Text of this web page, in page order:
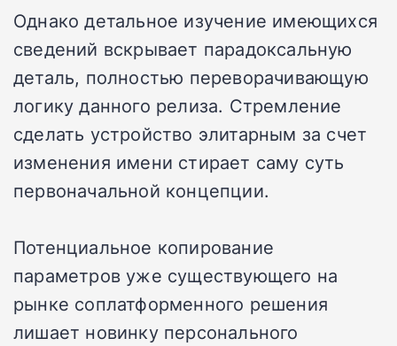
Однако детальное изучение имеющихся
сведений вскрывает парадоксальную
деталь, полностью переворачивающую
логику данного релиза. Стремление
сделать устройство элитарным за счет
изменения имени стирает саму суть
первоначальной концепции.
Потенциальное копирование
параметров уже существующего на
рынке соплатформенного решения
лишает новинку персонального